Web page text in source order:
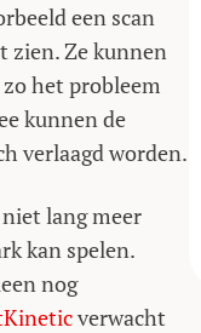
een scan
zien. Ze kunnen
het probleem
kunnen de
verlaagd worden.
lang meer
kan spelen.
nog
verwacht